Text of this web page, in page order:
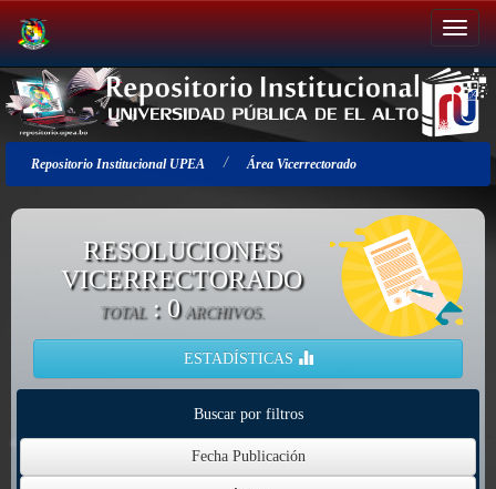
Salir
de
la
navegación
Repositorio Institucional UPEA Área Vicerrectorado
RESOLUCIONES
VICERRECTORADO
TOTAL : 0ARCHIVOS.
ESTADÍSTICAS
Buscar por filtros